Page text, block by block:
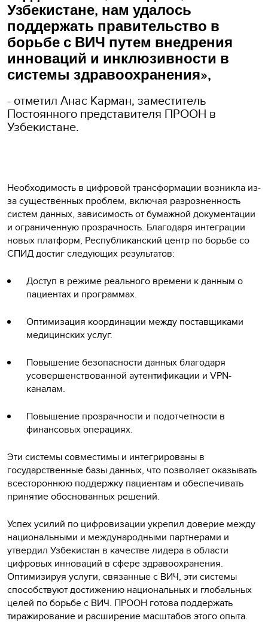
Узбекистане, нам удалось
поддержать правительство в
борьбе с ВИЧ путем внедрения
инноваций и инклюзивности в
системы здравоохранения»,
- отметил Анас Карман, заместитель
Постоянного представителя ПРООН в
Узбекистане.
Необходимость в цифровой трансформации возникла из-
за существенных проблем, включая разрозненность
систем данных, зависимость от бумажной документации
и ограниченную прозрачность. Благодаря интеграции
новых платформ, Республиканский центр по борьбе со
СПИД достиг следующих результатов:
Доступ в режиме реального времени к данным о
пациентах и программах.
Оптимизация координации между поставщиками
медицинских услуг.
Повышение безопасности данных благодаря
усовершенствованной аутентификации и VPN-
каналам.
Повышение прозрачности и подотчетности в
финансовых операциях.
Эти системы совместимы и интегрированы в
государственные базы данных, что позволяет оказывать
всестороннюю поддержку пациентам и обеспечивать
принятие обоснованных решений.
Успех усилий по цифровизации укрепил доверие между
национальными и международными партнерами и
утвердил Узбекистан в качестве лидера в области
цифровых инноваций в сфере здравоохранения.
Оптимизируя услуги, связанные с ВИЧ, эти системы
способствуют достижению национальных и глобальных
целей по борьбе с ВИЧ. ПРООН готова поддержать
тиражирование и расширение масштабов этого опыта.